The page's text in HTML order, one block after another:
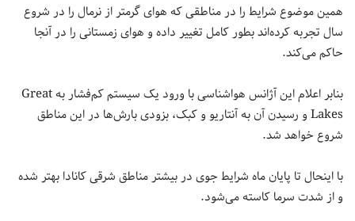
همین موضوع شرایط را در مناطقی که هوای گرمتر از نرمال را در شروع
سال تجربه کرده‌اند بطور کامل تغییر داده و هوای زمستانی را در آنجا
حاکم می‌کند.
بنابر اعلام این آژانس هواشناسی با ورود یک سیستم کم‌فشار به Great
Lakes و رسیدن آن به آنتاریو و کبک، بزودی بارش‌ها در این مناطق
شروع خواهد شد.
با اینحال تا پایان ماه شرایط جوی در بیشتر مناطق شرقی کانادا بهتر شده
و از شدت سرما کاسته می‌شود.